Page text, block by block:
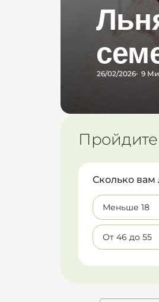
26/02/2026 9
Пройдите
Сколько вам
Меньше 18
От 46 до 55